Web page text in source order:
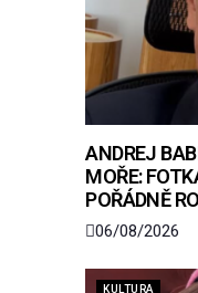
ANDREJ
MOŘE:
POŘÁDNĚ
06/08/2026
KULTURA